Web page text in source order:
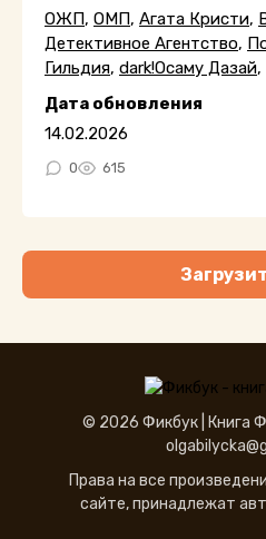
ОЖП, ОМП, Агата Кристи,
Детективное Агентство,
Гильдия, dark!Осаму Дазай,
Дата обновления
14.02.2026
0 615
© 2026 Фикбук | Книга
Права на все
сайте, принадлежат